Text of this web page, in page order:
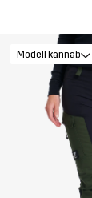
Modell kannab